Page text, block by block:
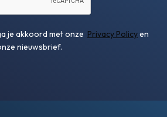
je akkoord met onze Privacy Policyen
nieuwsbrief.